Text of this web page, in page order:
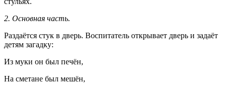
2. Основная часть.
Раздаётся стук в дверь. Воспитатель открывает дверь и задаёт
детям загадку:
Из муки он был печён,
На сметане был мешён,